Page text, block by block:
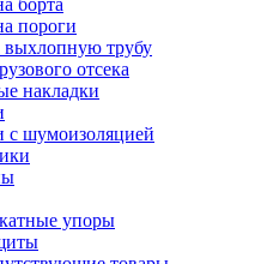
борта
пороги
выхлопную трубу
отсека
накладки
с шумоизоляцией
упоры